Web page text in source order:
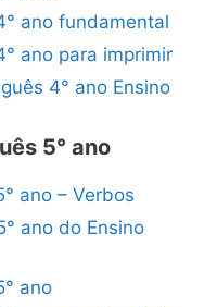
ano fundamental
ano para imprimir
4° ano Ensino
5° ano
ano – Verbos
ano do Ensino
ano